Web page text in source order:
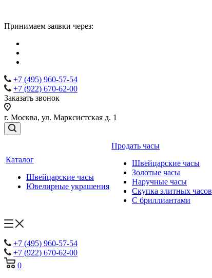
Принимаем заявки через:
+7 (495) 960-57-54
+7 (922) 670-62-00
Заказать звонок
г. Москва, ул. Марксистская д. 1
Каталог
Швейцарские часы
Ювелирные украшения
Продать часы
Швейцарские часы
Золотые часы
Наручные часы
Скупка элитных часов
С бриллиантами
+7 (495) 960-57-54
+7 (922) 670-62-00
0